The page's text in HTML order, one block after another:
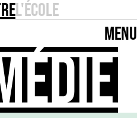
L'ÉCOLE
MENU